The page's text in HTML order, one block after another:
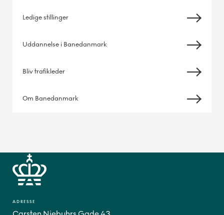
Ledige stillinger
Uddannelse i Banedanmark
Bliv trafikleder
Om Banedanmark
ADRESSE